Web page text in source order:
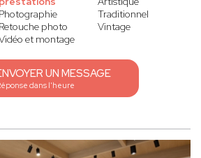
Photographie
Retouche photo
et montage
Traditionnel
Vintage
UN MESSAGE
dans l'heure